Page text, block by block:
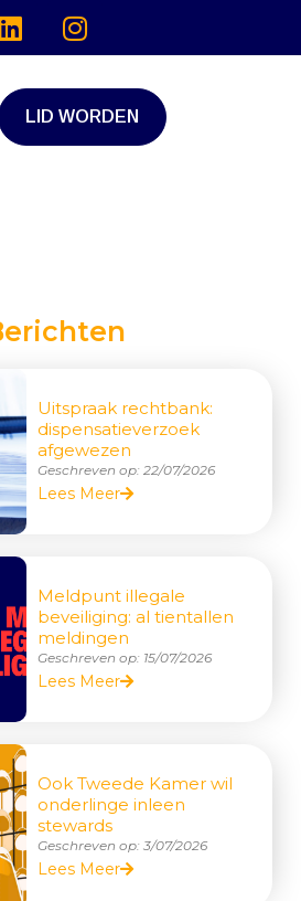
LID WORDEN
Uitspraak rechtbank:
dispensatieverzoek
afgewezen
Geschreven op: 22/07/2026
Lees Meer
Meldpunt illegale
beveiliging: al tientallen
meldingen
Geschreven op: 15/07/2026
Lees Meer
Ook Tweede Kamer wil
onderlinge inleen
stewards
Geschreven op: 3/07/2026
Lees Meer